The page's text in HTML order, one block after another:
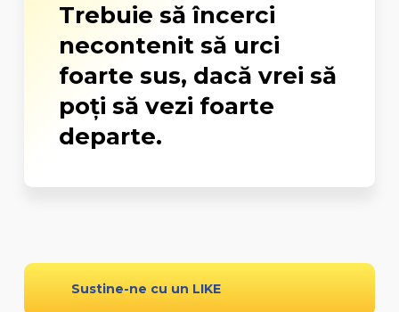
Trebuie să încerci
necontenit să urci
foarte sus, dacă vrei să
poți să vezi foarte
departe.
Sustine-ne cu un LIKE